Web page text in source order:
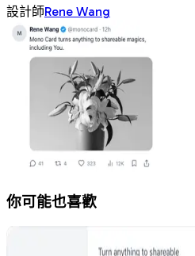
設計師Rene Wang
你可能也喜歡